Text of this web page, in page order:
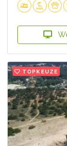
TOPKEUZE